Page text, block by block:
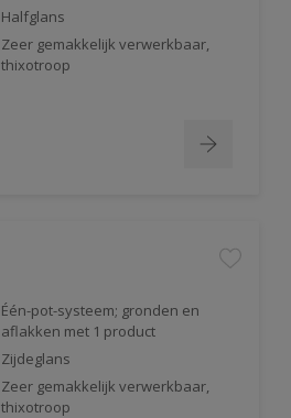
Halfglans
Zeer gemakkelijk verwerkbaar,
thixotroop
Één-pot-systeem; gronden en
aflakken met 1 product
Zijdeglans
Zeer gemakkelijk verwerkbaar,
thixotroop